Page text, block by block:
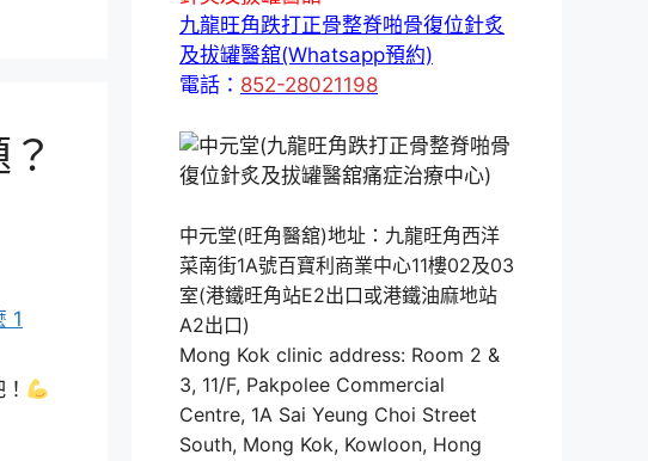
九龍旺角跌打正骨整脊啪骨復位針炙
及拔罐醫舘(Whatsapp預約)
電話： 852-28021198
中元堂(旺角醫舘)地址：九龍旺角西洋
菜南街1A號百寶利商業中心11樓02及03
室(港鐵旺角站E2出口或港鐵油麻地站
A2出口)
Mong Kok clinic address: Room 2 &
3, 11/F, Pakpolee Commercial
Centre, 1A Sai Yeung Choi Street
South, Mong Kok, Kowloon, Hong